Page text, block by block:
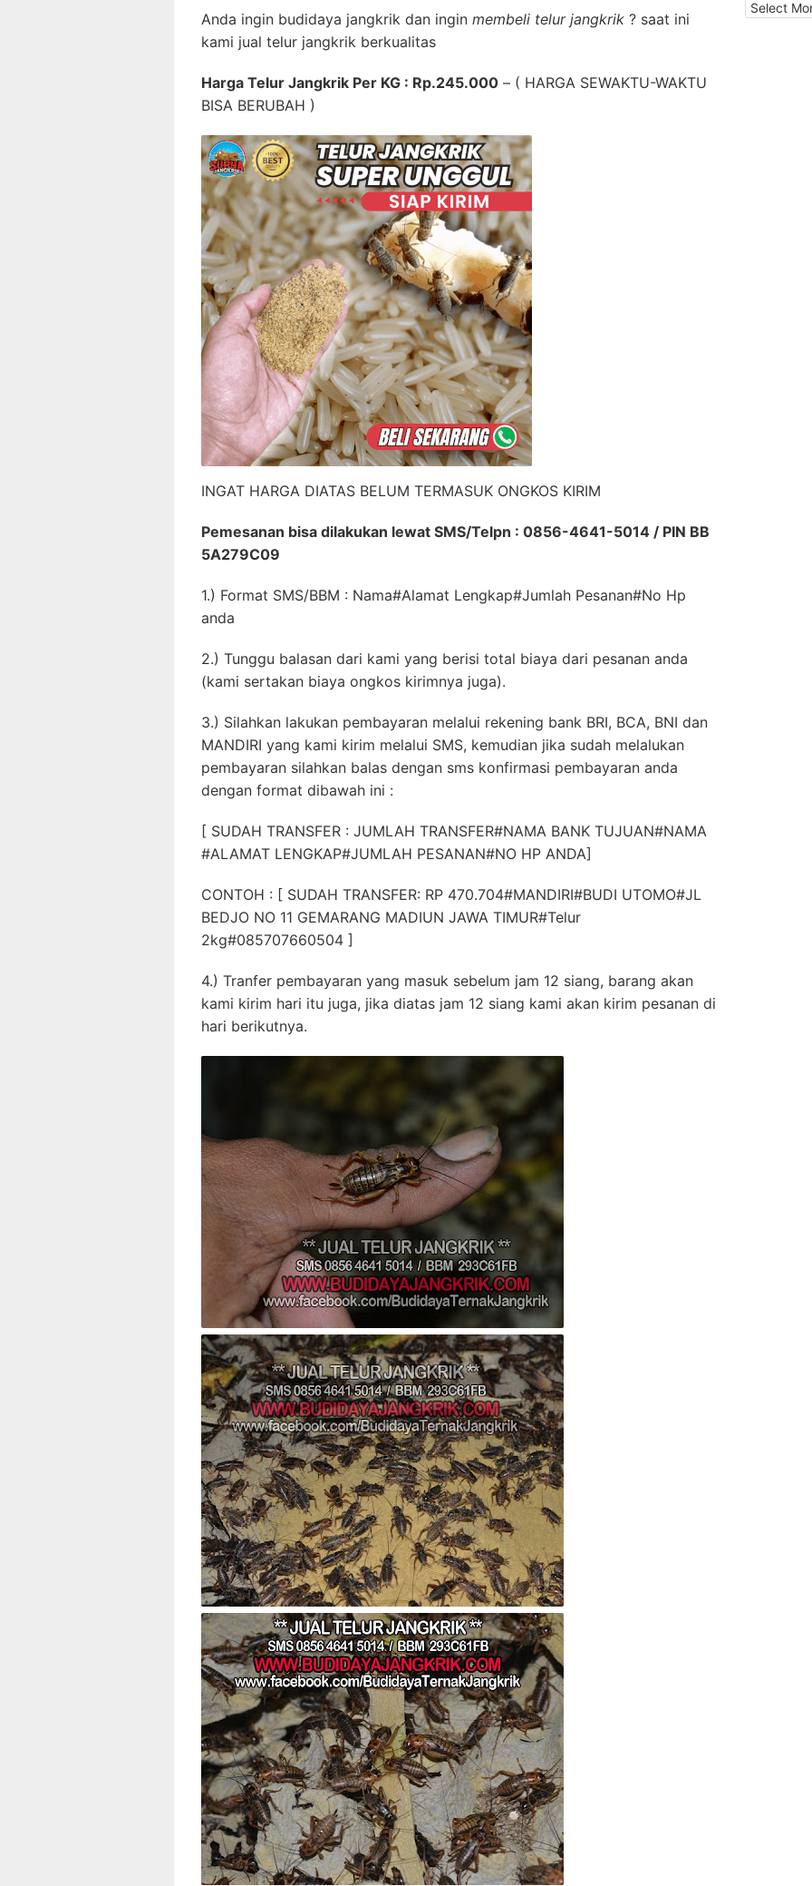
Anda ingin budidaya jangkrik dan ingin membeli telur jangkrik ? saat ini
kami jual telur jangkrik berkualitas
Harga Telur Jangkrik Per KG : Rp.245.000 – ( HARGA SEWAKTU-WAKTU
BISA BERUBAH )
INGAT HARGA DIATAS BELUM TERMASUK ONGKOS KIRIM
Pemesanan bisa dilakukan lewat SMS/Telpn : 0856-4641-5014 / PIN BB
5A279C09
1.) Format SMS/BBM : Nama#Alamat Lengkap#Jumlah Pesanan#No Hp
anda
2.) Tunggu balasan dari kami yang berisi total biaya dari pesanan anda
(kami sertakan biaya ongkos kirimnya juga).
3.) Silahkan lakukan pembayaran melalui rekening bank BRI, BCA, BNI dan
MANDIRI yang kami kirim melalui SMS, kemudian jika sudah melalukan
pembayaran silahkan balas dengan sms konfirmasi pembayaran anda
dengan format dibawah ini :
[ SUDAH TRANSFER : JUMLAH TRANSFER#NAMA BANK TUJUAN#NAMA
#ALAMAT LENGKAP#JUMLAH PESANAN#NO HP ANDA]
CONTOH : [ SUDAH TRANSFER: RP 470.704#MANDIRI#BUDI UTOMO#JL
BEDJO NO 11 GEMARANG MADIUN JAWA TIMUR#Telur
2kg#085707660504 ]
4.) Tranfer pembayaran yang masuk sebelum jam 12 siang, barang akan
kami kirim hari itu juga, jika diatas jam 12 siang kami akan kirim pesanan di
hari berikutnya.